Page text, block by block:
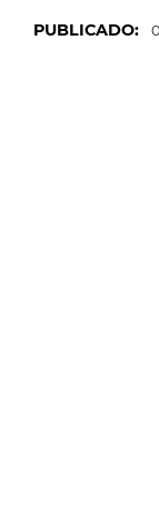
PUBLICADO: